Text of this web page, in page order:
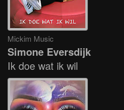
Mickim Music
Simone Eversdijk
Ik doe wat ik wil